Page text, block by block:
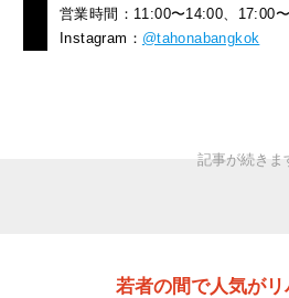
営業時間：11:00〜14:00、17:00
Instagram： @tahonabangkok
若者の間で人気がリ